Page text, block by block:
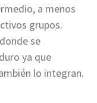
a menos
grupos.
se
ya que
lo integran.